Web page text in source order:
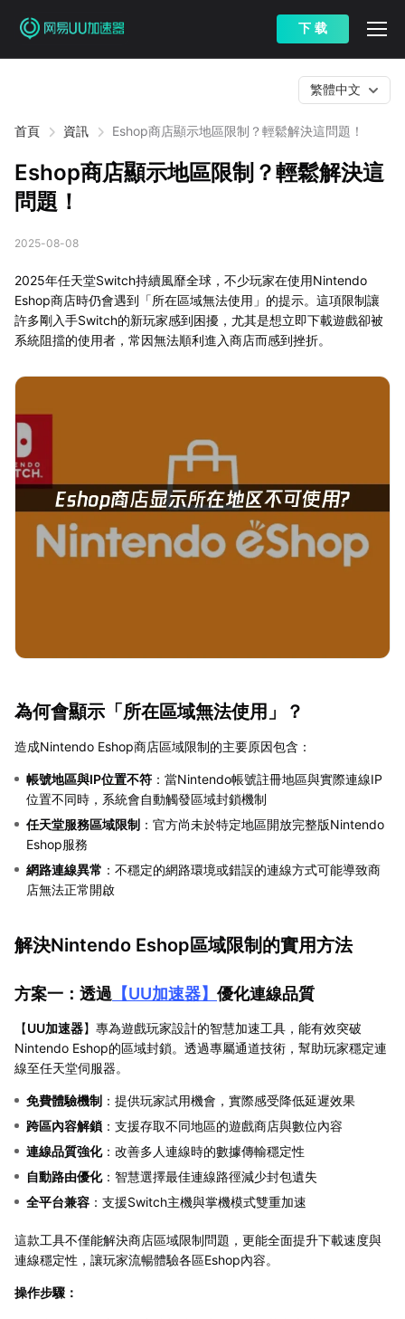
下 载
首頁 資訊 Eshop商店顯示地區限制？輕鬆解決這問題！
繁體中文
Eshop商店顯示地區限制？輕鬆解決這
問題！
2025-08-08
2025年任天堂Switch持續風靡全球，不少玩家在使用Nintendo
Eshop商店時仍會遇到「所在區域無法使用」的提示。這項限制讓
許多剛入手Switch的新玩家感到困擾，尤其是想立即下載遊戲卻被
系統阻擋的使用者，常因無法順利進入商店而感到挫折。
為何會顯示「所在區域無法使用」？
造成Nintendo Eshop商店區域限制的主要原因包含：
帳號地區與IP位置不符 ：當Nintendo帳號註冊地區與實際連線IP
位置不同時，系統會自動觸發區域封鎖機制
任天堂服務區域限制 ：官方尚未於特定地區開放完整版Nintendo
Eshop服務
網路連線異常 ：不穩定的網路環境或錯誤的連線方式可能導致商
店無法正常開啟
解決Nintendo Eshop區域限制的實用方法
方案一：透過 【UU加速器】 優化連線品質
【UU加速器】專為遊戲玩家設計的智慧加速工具，能有效突破
Nintendo Eshop的區域封鎖。透過專屬通道技術，幫助玩家穩定連
線至任天堂伺服器。
免費體驗機制 ：提供玩家試用機會，實際感受降低延遲效果
跨區內容解鎖 ：支援存取不同地區的遊戲商店與數位內容
連線品質強化：改善多人連線時的數據傳輸穩定性
自動路由優化：智慧選擇最佳連線路徑減少封包遺失
全平台兼容 ：支援Switch主機與掌機模式雙重加速
這款工具不僅能解決商店區域限制問題，更能全面提升下載速度與
連線穩定性，讓玩家流暢體驗各區Eshop內容。
操作步驟：